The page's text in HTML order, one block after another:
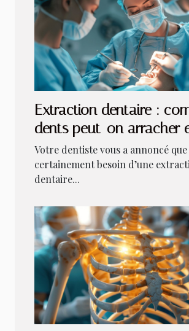
Extraction dentaire :
dents peut-on arracher
fois ?
Votre dentiste vous a annoncé
certainement besoin d’une
dentaire...